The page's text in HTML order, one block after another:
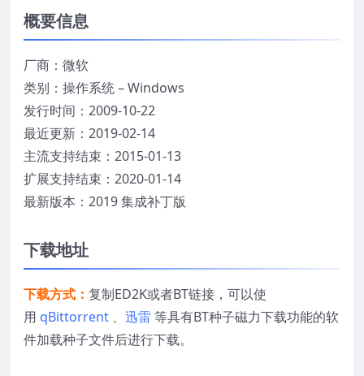
概要信息
厂商：微软
类别：操作系统 – Windows
发行时间：2009-10-22
最近更新：2019-02-14
主流支持结束：2015-01-13
扩展支持结束：2020-01-14
最新版本：2019 集成补丁版
下载地址
下载方式： 复制ED2K或者BT链接，可以使
用 qBittorrent 、 迅雷 等具有BT种子磁力下载功能的软
件加载种子文件后进行下载。